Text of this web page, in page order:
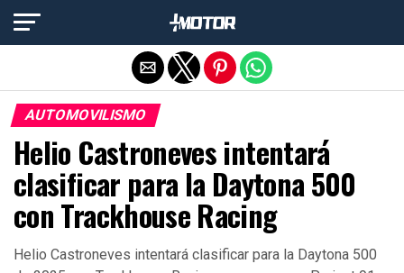
AUTOMOVILISMO
Helio Castroneves intentará
clasificar para la Daytona 500
con Trackhouse Racing
Helio Castroneves intentará clasificar para la Daytona 500
Salir de la versión móvil